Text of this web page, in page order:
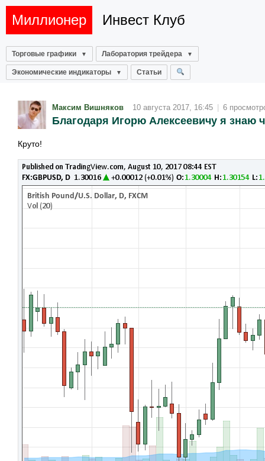
Миллионер Инвест Клуб
Торговые графики Лаборатория трейдера
Экономические индикаторы Статьи
Максим Вишняков 10 августа 2017, 16:45 | 6
Благодаря Игорю Алексеевичу я знаю
Круто!